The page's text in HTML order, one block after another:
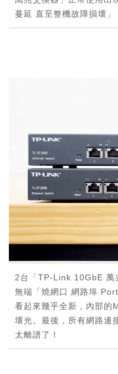
蔓延 直至整機故障損壞」
2台「TP-Link 10GbE 萬
無端「燒網口 網路埠
看起來幾乎全新，內部的
壞光。最後，所有網路連
太離譜了！